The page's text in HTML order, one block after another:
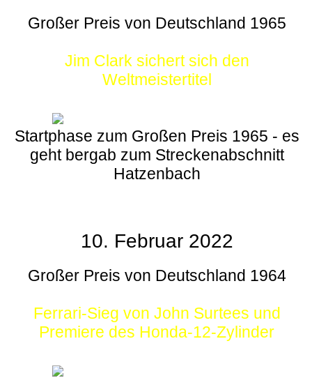
Großer Preis von Deutschland 1965
Jim Clark sichert sich den
Weltmeistertitel
Startphase zum Großen Preis 1965 - es
geht bergab zum Streckenabschnitt
Hatzenbach
10. Februar 2022
Großer Preis von Deutschland 1964
Ferrari-Sieg von John Surtees und
Premiere des Honda-12-Zylinder